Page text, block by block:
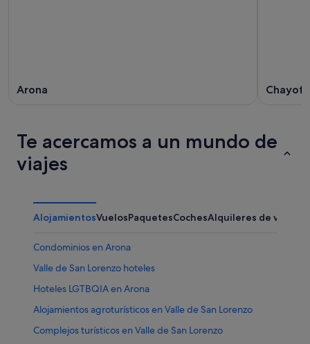
Arona Chayofa
Te acercamos a un mundo de
viajes
AlojamientosVuelosPaquetesCochesAlquileres de
Condominios en Arona
Valle de San Lorenzo hoteles
Hoteles LGTBQIA en Arona
Alojamientos agroturísticos en Valle de San Lorenzo
Complejos turísticos en Valle de San Lorenzo